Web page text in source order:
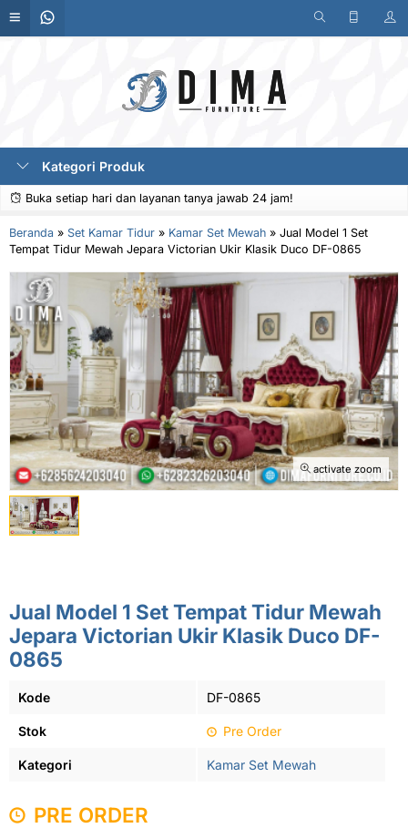
Kategori Produk
Buka setiap hari dan layanan tanya jawab 24 jam!
Beranda » Set Kamar Tidur » Kamar Set Mewah » Jual Model 1 Set
Tempat Tidur Mewah Jepara Victorian Ukir Klasik Duco DF-0865
activate zoom
Jual Model 1 Set Tempat Tidur Mewah
Jepara Victorian Ukir Klasik Duco DF-
0865
Kode DF-0865
Stok Pre Order
Kategori Kamar Set Mewah
PRE ORDER